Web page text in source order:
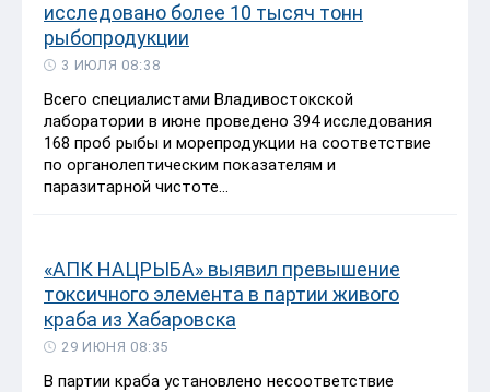
исследовано более 10 тысяч тонн
рыбопродукции
3 ИЮЛЯ 08:38
Всего специалистами Владивостокской
лаборатории в июне проведено 394 исследования
168 проб рыбы и морепродукции на соответствие
по органолептическим показателям и
паразитарной чистоте...
«АПК НАЦРЫБА» выявил превышение
токсичного элемента в партии живого
краба из Хабаровска
29 ИЮНЯ 08:35
В партии краба установлено несоответствие